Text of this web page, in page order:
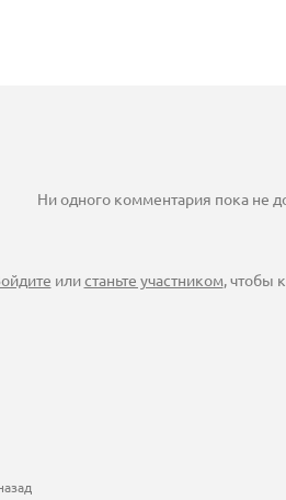
Ни одного комментария пока не
илистаньте участником, чтобы